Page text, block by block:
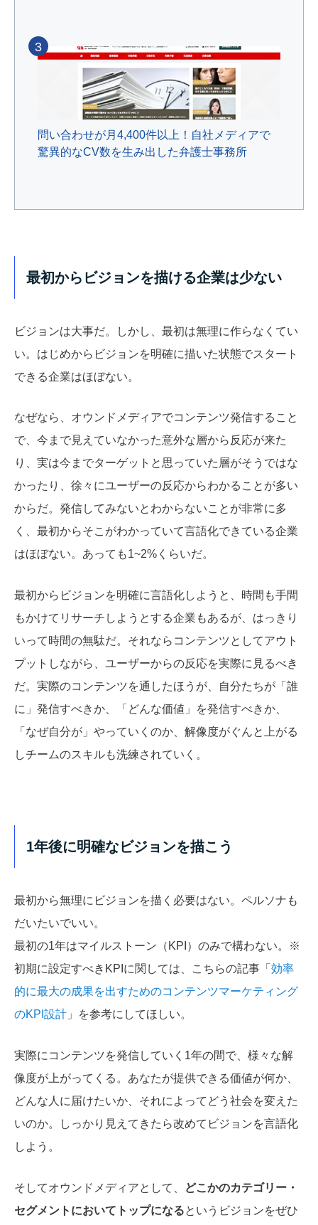
問い合わせが月4,400件以上！自社メディアで
驚異的なCV数を生み出した弁護士事務所
3
最初からビジョンを描ける企業は少ない
ビジョンは大事だ。しかし、最初は無理に作らなくてい
い。はじめからビジョンを明確に描いた状態でスタート
できる企業はほぼない。
なぜなら、オウンドメディアでコンテンツ発信すること
で、今まで見えていなかった意外な層から反応が来た
り、実は今までターゲットと思っていた層がそうではな
かったり、徐々にユーザーの反応からわかることが多い
からだ。発信してみないとわからないことが非常に多
く、最初からそこがわかっていて言語化できている企業
はほぼない。あっても1~2%くらいだ。
最初からビジョンを明確に言語化しようと、時間も手間
もかけてリサーチしようとする企業もあるが、はっきり
いって時間の無駄だ。それならコンテンツとしてアウト
プットしながら、ユーザーからの反応を実際に見るべき
だ。実際のコンテンツを通したほうが、自分たちが「誰
に」発信すべきか、「どんな価値」を発信すべきか、
「なぜ自分が」やっていくのか、解像度がぐんと上がる
しチームのスキルも洗練されていく。
1年後に明確なビジョンを描こう
最初から無理にビジョンを描く必要はない。ペルソナも
だいたいでいい。
最初の1年はマイルストーン（KPI）のみで構わない。※
初期に設定すべきKPIに関しては、こちらの記事「 効率
的に最大の成果を出すためのコンテンツマーケティング
のKPI設計 」を参考にしてほしい。
実際にコンテンツを発信していく1年の間で、様々な解
像度が上がってくる。あなたが提供できる価値が何か、
どんな人に届けたいか、それによってどう社会を変えた
いのか。しっかり見えてきたら改めてビジョンを言語化
しよう。
そしてオウンドメディアとして、
どこかのカテゴリー・
セグメントにおいてトップになるというビジョンをぜひ